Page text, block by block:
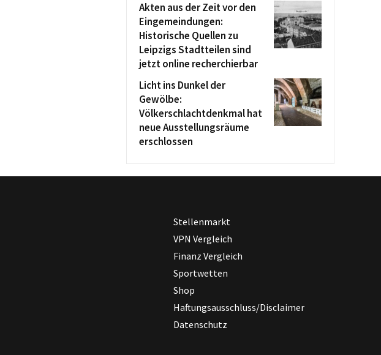
Akten aus der Zeit vor den
Eingemeindungen:
Historische Quellen zu
Leipzigs Stadtteilen sind
jetzt online recherchierbar
Licht ins Dunkel der
Gewölbe:
Völkerschlachtdenkmal hat
neue Ausstellungsräume
erschlossen
Stellenmarkt
VPN Vergleich
Finanz Vergleich
Sportwetten
Shop
Haftungsausschluss/Disclaimer
Datenschutz